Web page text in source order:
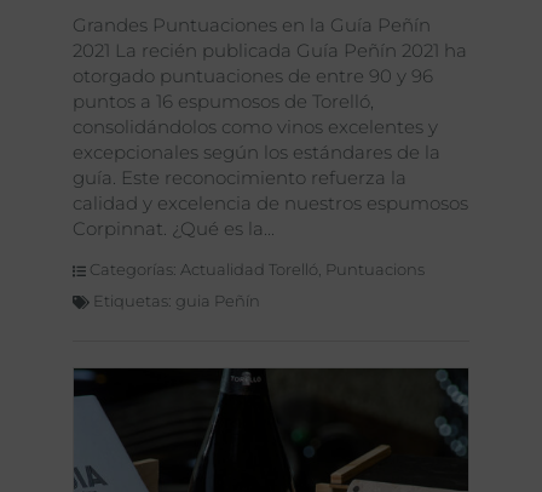
Grandes Puntuaciones en la Guía Peñín
2021 La recién publicada Guía Peñín 2021 ha
otorgado puntuaciones de entre 90 y 96
puntos a 16 espumosos de Torelló,
consolidándolos como vinos excelentes y
excepcionales según los estándares de la
guía. Este reconocimiento refuerza la
calidad y excelencia de nuestros espumosos
Corpinnat. ¿Qué es la
Categorías: Actualidad Torelló Puntuacions
Etiquetas: guia Peñín